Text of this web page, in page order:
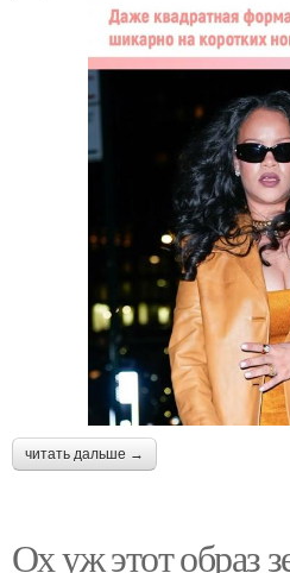
читать дальше →
Ох уж этот образ